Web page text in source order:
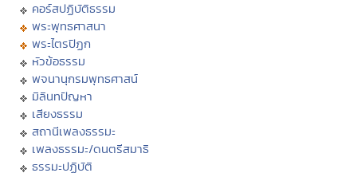
คอร์สปฏิบัติธรรม
พระพุทธศาสนา
พระไตรปิฏก
หัวข้อธรรม
พจนานุกรมพุทธศาสน์
มิลินทปัญหา
เสียงธรรม
สถานีเพลงธรรมะ
เพลงธรรมะ/ดนตรีสมาธิ
ธรรมะปฏิบัติ